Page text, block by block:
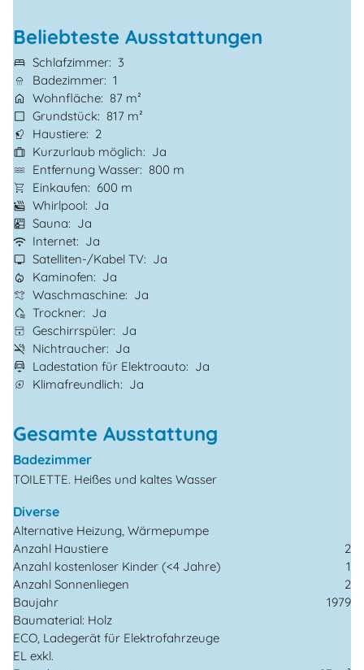
Beliebteste Ausstattungen
Schlafzimmer
3
Badezimmer 1
Wohnfläche 87 m²
Grundstück
817 m²
Haustiere
2
Kurzurlaub möglich
Ja
Entfernung Wasser 800 m
Einkaufen
600 m
Whirlpool
Ja
Sauna
Ja
Internet
Ja
Satelliten-/Kabel TV
Ja
Kaminofen
Ja
Waschmaschine
Ja
Trockner
Ja
Geschirrspüler
Ja
Nichtraucher
Ja
Ladestation für Elektroauto
Ja
Klimafreundlich
Ja
Gesamte Ausstattung
Badezimmer
TOILETTE. Heißes und kaltes Wasser
Diverse
Alternative Heizung, Wärmepumpe
Anzahl Haustiere
2
Anzahl kostenloser Kinder (<4 Jahre)
1
Anzahl Sonnenliegen
2
Baujahr
1979
Baumaterial: Holz
ECO, Ladegerät für Elektrofahrzeuge
EL exkl.